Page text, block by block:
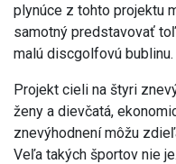
plynúce z tohto projektu
samotný predstavovať
malú discgolfovú bublinu.
Projekt cieli na štyri
ženy a dievčatá,
znevýhodnení môžu
Veľa takých športov nie